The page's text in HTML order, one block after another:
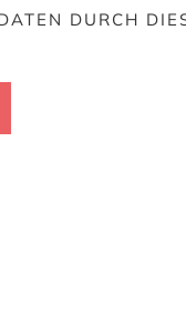
DURCH